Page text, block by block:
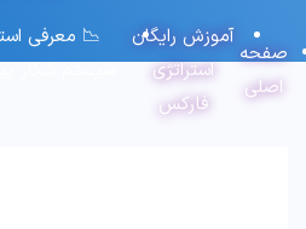
صفحه
اصلی
آموزش رایگان
استراتژی
فارکس
📉 معرفی